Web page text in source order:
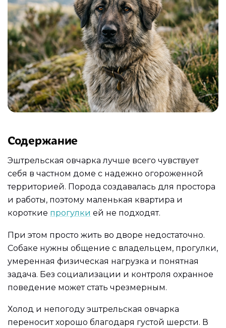
Содержание
Эштрельская овчарка лучше всего чувствует
себя в частном доме с надежно огороженной
территорией. Порода создавалась для простора
и работы, поэтому маленькая квартира и
короткие прогулки ей не подходят.
При этом просто жить во дворе недостаточно.
Собаке нужны общение с владельцем, прогулки,
умеренная физическая нагрузка и понятная
задача. Без социализации и контроля охранное
поведение может стать чрезмерным.
Холод и непогоду эштрельская овчарка
переносит хорошо благодаря густой шерсти. В